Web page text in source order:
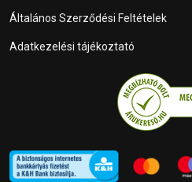
Általános Szerződési Feltételek
Adatkezelési tájékoztató